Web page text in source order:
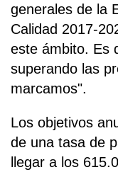
generales de la
Calidad 2017-
este ámbito. Es
superando las
marcamos".
Los objetivos
de una tasa de
llegar a los